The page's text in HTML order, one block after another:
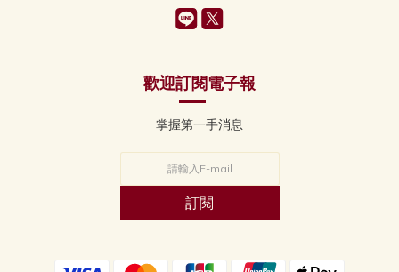
歡迎訂閱電子報
掌握第一手消息
訂閱